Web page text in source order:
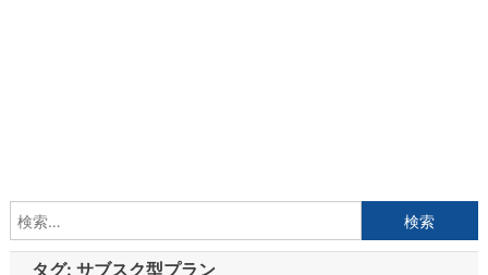
索:
タグ: サブスク型プラン